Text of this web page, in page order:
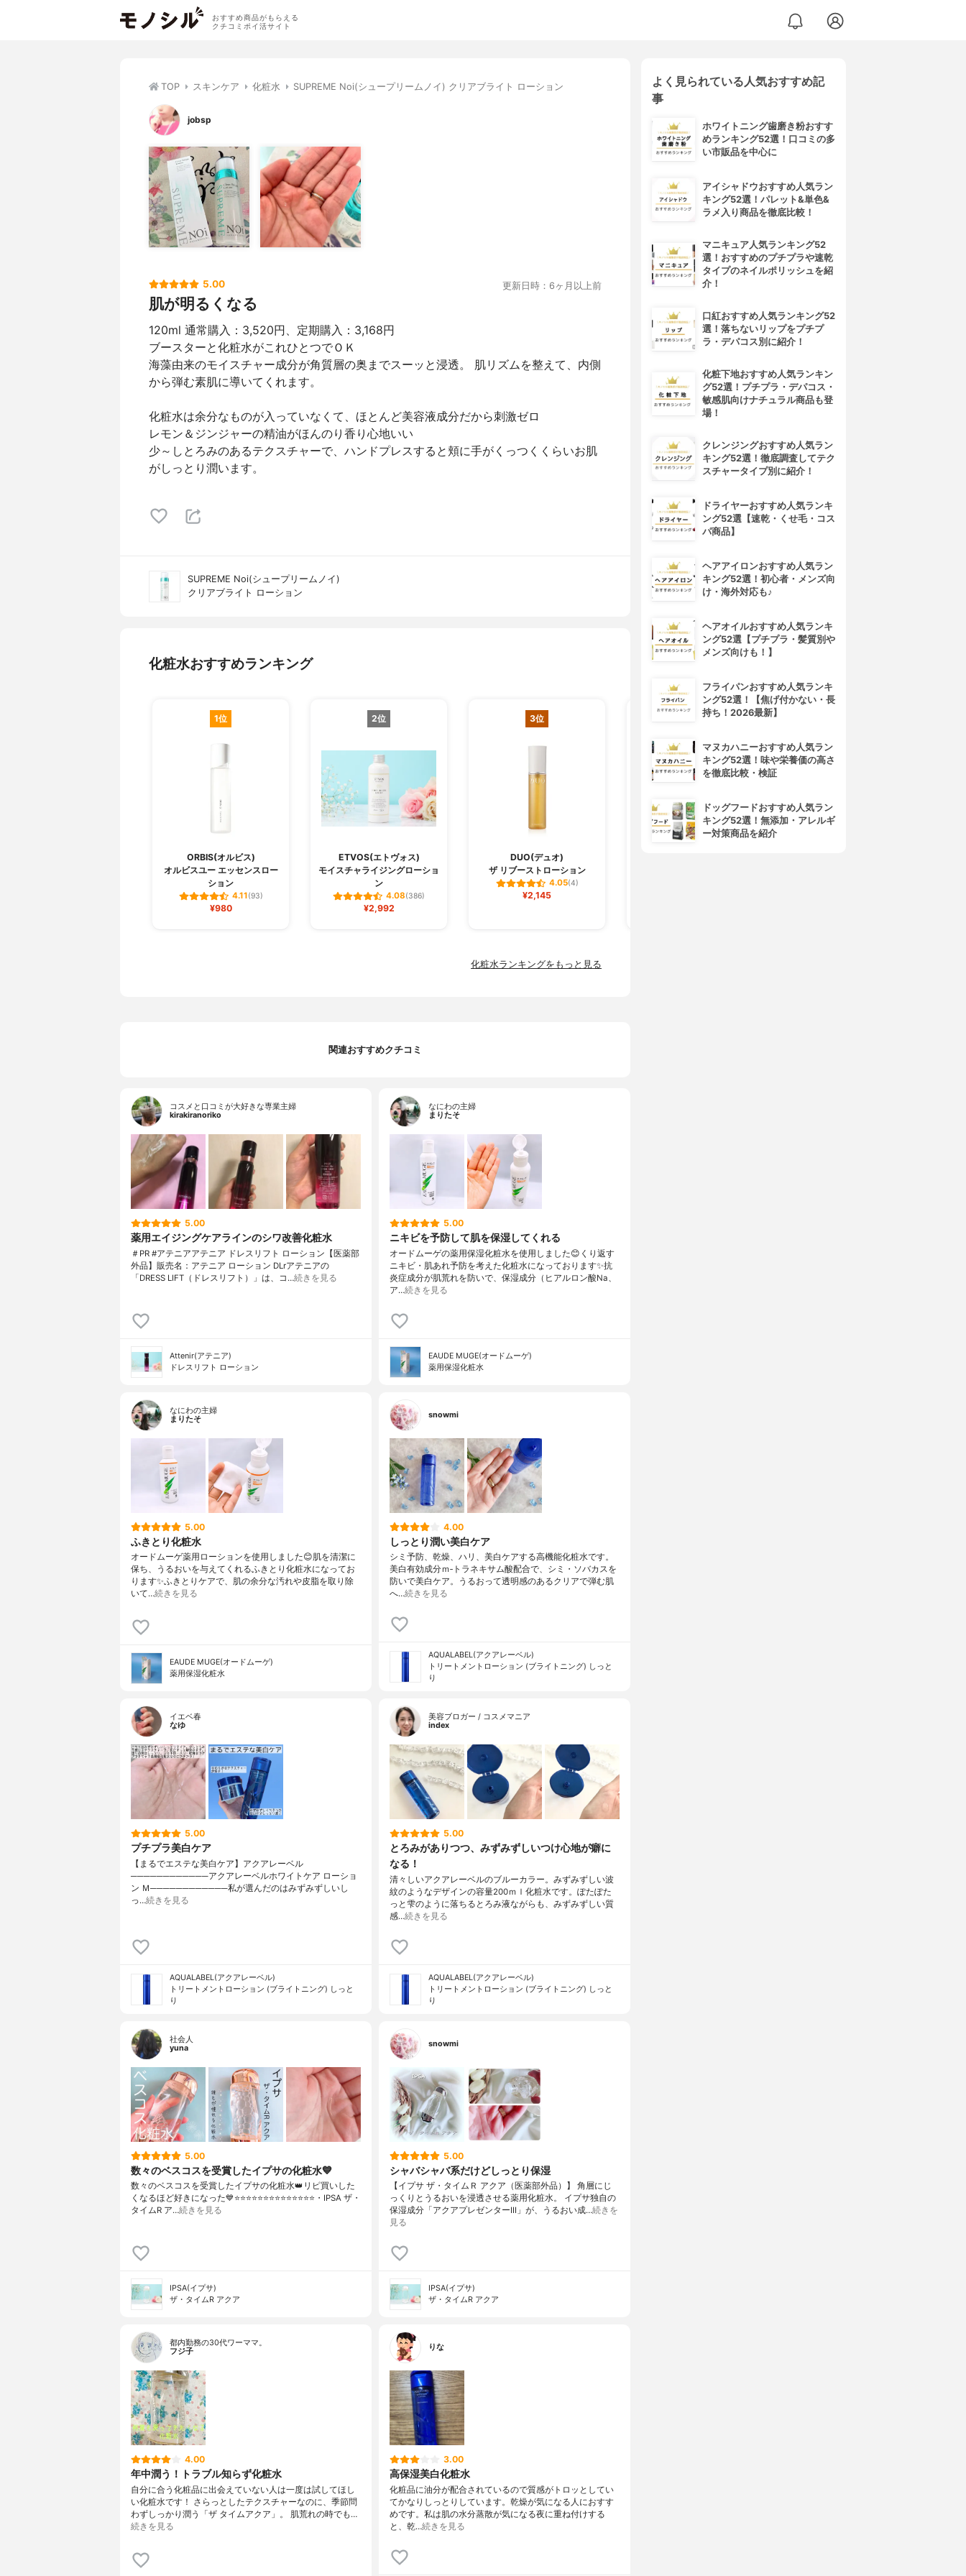
おすすめ商品がもらえる
クチコミポイ活サイト
TOP スキンケア 化粧水 SUPREME Noi(シュープリームノイ) クリアブライト ローション
jobsp
5.00 更新日時：6ヶ月以上前
肌が明るくなる
120ml 通常購入：3,520円、定期購入：3,168円
ブースターと化粧水がこれひとつでＯＫ
海藻由来のモイスチャー成分が角質層の奥までスーッと浸透。 肌リズムを整えて、内側
から弾む素肌に導いてくれます。
化粧水は余分なものが入っていなくて、ほとんど美容液成分だから刺激ゼロ
レモン＆ジンジャーの精油がほんのり香り心地いい
少～しとろみのあるテクスチャーで、ハンドプレスすると頬に手がくっつくくらいお肌
がしっとり潤います。
SUPREME Noi(シュープリームノイ)
クリアブライト ローション
化粧水おすすめランキング
1位
ORBIS(オルビス)
オルビスユー エッセンスロー
ション
4.11(93)
¥980
2位
ETVOS(エトヴォス)
モイスチャライジングローショ
ン
4.08(386)
¥2,992
3位
DUO(デュオ)
ザ リブーストローション
4.05(4)
¥2,145
化粧水ランキングをもっと見る
関連おすすめクチコミ
コスメと口コミが大好きな専業主婦
kirakiranoriko
5.00
薬用エイジングケアラインのシワ改善化粧水
＃PR #アテニアアテニア ドレスリフト ローション【医薬部
外品】販売名：アテニア ローション DLrアテニアの
「DRESS LIFT（ドレスリフト）」は、コ…続きを見る
Attenir(アテニア)
ドレスリフト ローション
なにわの主婦
まりたそ
5.00
ニキビを予防して肌を保湿してくれる
オードムーゲの薬用保湿化粧水を使用しました😊くり返す
ニキビ・肌あれ予防を考えた化粧水になっております✨抗
炎症成分が肌荒れを防いで、保湿成分（ヒアルロン酸Na、
ア…続きを見る
EAUDE MUGE(オードムーゲ)
薬用保湿化粧水
なにわの主婦
まりたそ
5.00
ふきとり化粧水
オードムーゲ薬用ローションを使用しました😊肌を清潔に
保ち、うるおいを与えてくれるふきとり化粧水になってお
ります✨ふきとりケアで、肌の余分な汚れや皮脂を取り除
いて…続きを見る
EAUDE MUGE(オードムーゲ)
薬用保湿化粧水
snowmi
4.00
しっとり潤い美白ケア
シミ予防、乾燥、ハリ、美白ケアする高機能化粧水です。
美白有効成分ｍ‐トラネキサム酸配合で、シミ・ソバカスを
防いで美白ケア。うるおって透明感のあるクリアで弾む肌
へ…続きを見る
AQUALABEL(アクアレーベル)
トリートメントローション (ブライトニング) しっと
り
イエベ春
なゆ
5.00
プチプラ美白ケア
【まるでエステな美白ケア】アクアレーベル
────────────アクアレーベルホワイトケア ローショ
ン Ｍ────────────私が選んだのはみずみずしいし
っ…続きを見る
AQUALABEL(アクアレーベル)
トリートメントローション (ブライトニング) しっと
り
美容ブロガー / コスメマニア
index
5.00
とろみがありつつ、みずみずしいつけ心地が癖に
なる！
清々しいアクアレーベルのブルーカラー。みずみずしい波
紋のようなデザインの容量200ｍｌ化粧水です。ぽたぽた
っと雫のように落ちるとろみ液ながらも、みずみずしい質
感…続きを見る
AQUALABEL(アクアレーベル)
トリートメントローション (ブライトニング) しっと
り
社会人
yuna
5.00
数々のベスコスを受賞したイプサの化粧水💙
数々のベスコスを受賞したイプサの化粧水👑リピ買いした
くなるほど好きになった💙⭐️⭐️⭐️⭐️⭐️⭐️⭐️⭐️⭐️⭐️⭐️⭐️⭐️⭐️・IPSA ザ・
タイムR ア…続きを見る
IPSA(イプサ)
ザ・タイムR アクア
snowmi
5.00
シャバシャバ系だけどしっとり保湿
【イプサ ザ・タイムＲ アクア（医薬部外品）】 角層にじ
っくりとうるおいを浸透させる薬用化粧水。 イプサ独自の
保湿成分「アクアプレゼンターIII」が、うるおい成…続きを
見る
IPSA(イプサ)
ザ・タイムR アクア
都内勤務の30代ワーママ。
フジ子
4.00
年中潤う！トラブル知らず化粧水
自分に合う化粧品に出会えていない人は一度は試してほし
い化粧水です！ さらっとしたテクスチャーなのに、季節問
わずしっかり潤う「ザ タイムアクア」。 肌荒れの時でも…
続きを見る
りな
3.00
高保湿美白化粧水
化粧品に油分が配合されているので質感がトロッとしてい
てかなりしっとりしています。乾燥が気になる人におすす
めです。私は肌の水分蒸散が気になる夜に重ね付けする
と、乾…続きを見る
よく見られている人気おすすめ記
事
ホワイトニング歯磨き粉おすす
めランキング52選！口コミの多
い市販品を中心に
アイシャドウおすすめ人気ラン
キング52選！パレット&単色&
ラメ入り商品を徹底比較！
マニキュア人気ランキング52
選！おすすめのプチプラや速乾
タイプのネイルポリッシュを紹
介！
口紅おすすめ人気ランキング52
選！落ちないリップをプチプ
ラ・デパコス別に紹介！
化粧下地おすすめ人気ランキン
グ52選！プチプラ・デパコス・
敏感肌向けナチュラル商品も登
場！
クレンジングおすすめ人気ラン
キング52選！徹底調査してテク
スチャータイプ別に紹介！
ドライヤーおすすめ人気ランキ
ング52選【速乾・くせ毛・コス
パ商品】
ヘアアイロンおすすめ人気ラン
キング52選！初心者・メンズ向
け・海外対応も♪
ヘアオイルおすすめ人気ランキ
ング52選【プチプラ・髪質別や
メンズ向けも！】
フライパンおすすめ人気ランキ
ング52選！【焦げ付かない・長
持ち！2026最新】
マヌカハニーおすすめ人気ラン
キング52選！味や栄養価の高さ
を徹底比較・検証
ドッグフードおすすめ人気ラン
キング52選！無添加・アレルギ
ー対策商品を紹介